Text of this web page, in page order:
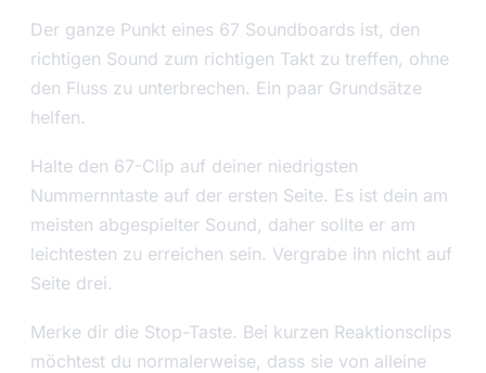
Der ganze Punkt eines 67 Soundboards ist, den
richtigen Sound zum richtigen Takt zu treffen, ohne
den Fluss zu unterbrechen. Ein paar Grundsätze
helfen.
Halte den 67-Clip auf deiner niedrigsten
Nummernntaste auf der ersten Seite. Es ist dein am
meisten abgespielter Sound, daher sollte er am
leichtesten zu erreichen sein. Vergrabe ihn nicht auf
Seite drei.
Merke dir die Stop-Taste. Bei kurzen Reaktionsclips
möchtest du normalerweise, dass sie von alleine